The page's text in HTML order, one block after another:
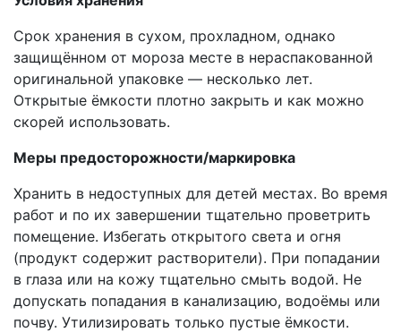
Срок хранения в сухом, прохладном, однако
защищённом от мороза месте в нераспакованной
оригинальной упаковке — несколько лет.
Открытые ёмкости плотно закрыть и как можно
скорей использовать.
Меры предосторожности/маркировка
Хранить в недоступных для детей местах. Во время
работ и по их завершении тщательно проветрить
помещение. Избегать открытого света и огня
(продукт содержит растворители). При попадании
в глаза или на кожу тщательно смыть водой. Не
допускать попадания в канализацию, водоёмы или
почву. Утилизировать только пустые ёмкости.